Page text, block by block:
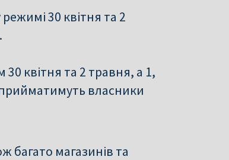
30 квітня та 2
квітня та 2 травня, а 1,
власники
багато магазинів та